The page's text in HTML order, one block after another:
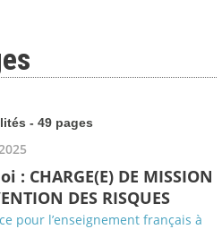
- 49 pages
: CHARGE(E) DE MISSION
DES RISQUES
pour l’enseignement français à